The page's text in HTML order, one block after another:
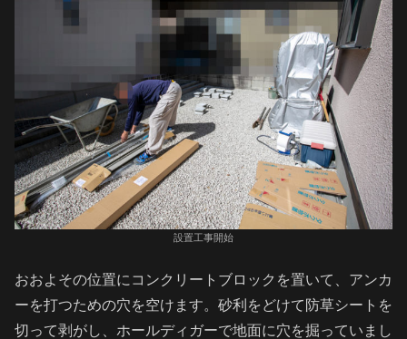
設置工事開始
おおよその位置にコンクリートブロックを置いて、アンカ
ーを打つための穴を空けます。砂利をどけて防草シートを
切って剥がし、ホールディガーで地面に穴を掘っていまし